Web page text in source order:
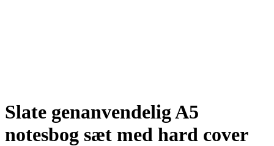
Slate genanvendelig A5
notesbog sæt med hard cover